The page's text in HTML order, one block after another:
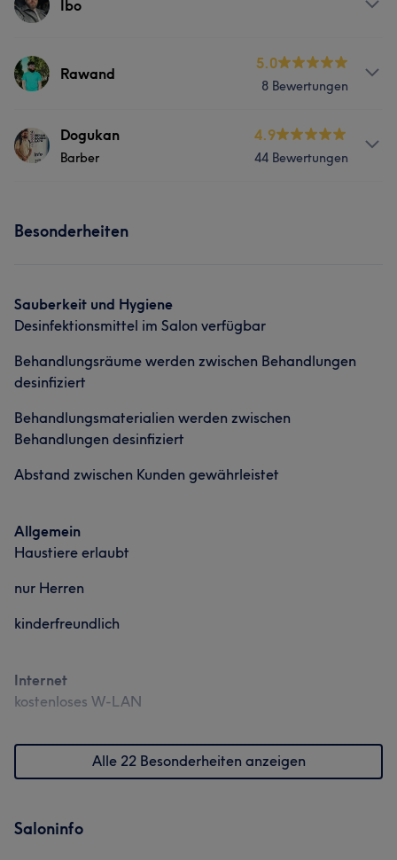
Ibo
Services
Portfolio
Rawand
5.0
8 Bewertungen
ServicesDogukan
Barber
4.9
44 Bewertungen
Ich bin Barbier Dogukan mit über 7 Jahre
Services
Portfolio
Besonderheiten
Sauberkeit und Hygiene
Desinfektionsmittel im Salon verfügbar
Behandlungsräume werden zwischen Behandlungen
desinfiziert
Behandlungsmaterialien werden zwischen
Behandlungen desinfiziert
Abstand zwischen Kunden gewährleistet
Allgemein
Haustiere erlaubt
nur Herren
kinderfreundlich
Internet
kostenloses W-LAN
Alle 22 Besonderheiten anzeigen
Saloninfo